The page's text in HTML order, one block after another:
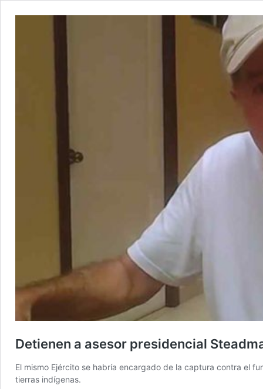
Detienen a asesor presidencial
El mismo Ejército se habría encargado de la captura contra el
tierras indígenas.